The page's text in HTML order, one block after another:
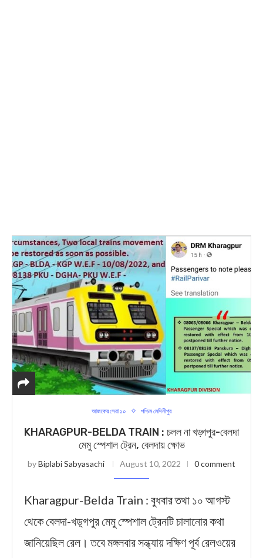
আজকের সেরা ১০ পশ্চিম মেদিনীপুর
KHARAGPUR-BELDA TRAIN : চলল না খড়্গপুর-বেলদা
মেমু স্পেশাল ট্রেন, বেলদায় ক্ষোভ
byBiplabi Sabyasachi August 10, 2022 0 comment
Kharagpur-Belda Train : বুধবার তথা ১০ আগস্ট
থেকে বেলদা-খড়্গপুর মেমু স্পেশাল ট্রেনটি চালানোর কথা
জানিয়েছিল রেল। তবে মঙ্গলবার সন্ধ্যায় দক্ষিণ পূর্ব রেলওয়ের